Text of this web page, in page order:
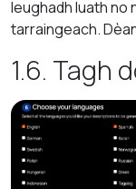
leughadh luath no
tarraingeach.
1.6. Tagh